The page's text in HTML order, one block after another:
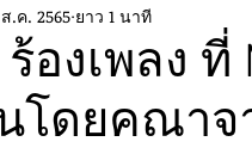
วนชม👀🍿 MUPA On
Art Creative Thai
องเพลง ที่
โดยคณา
.ค. 2565 ยาว 1 นาที